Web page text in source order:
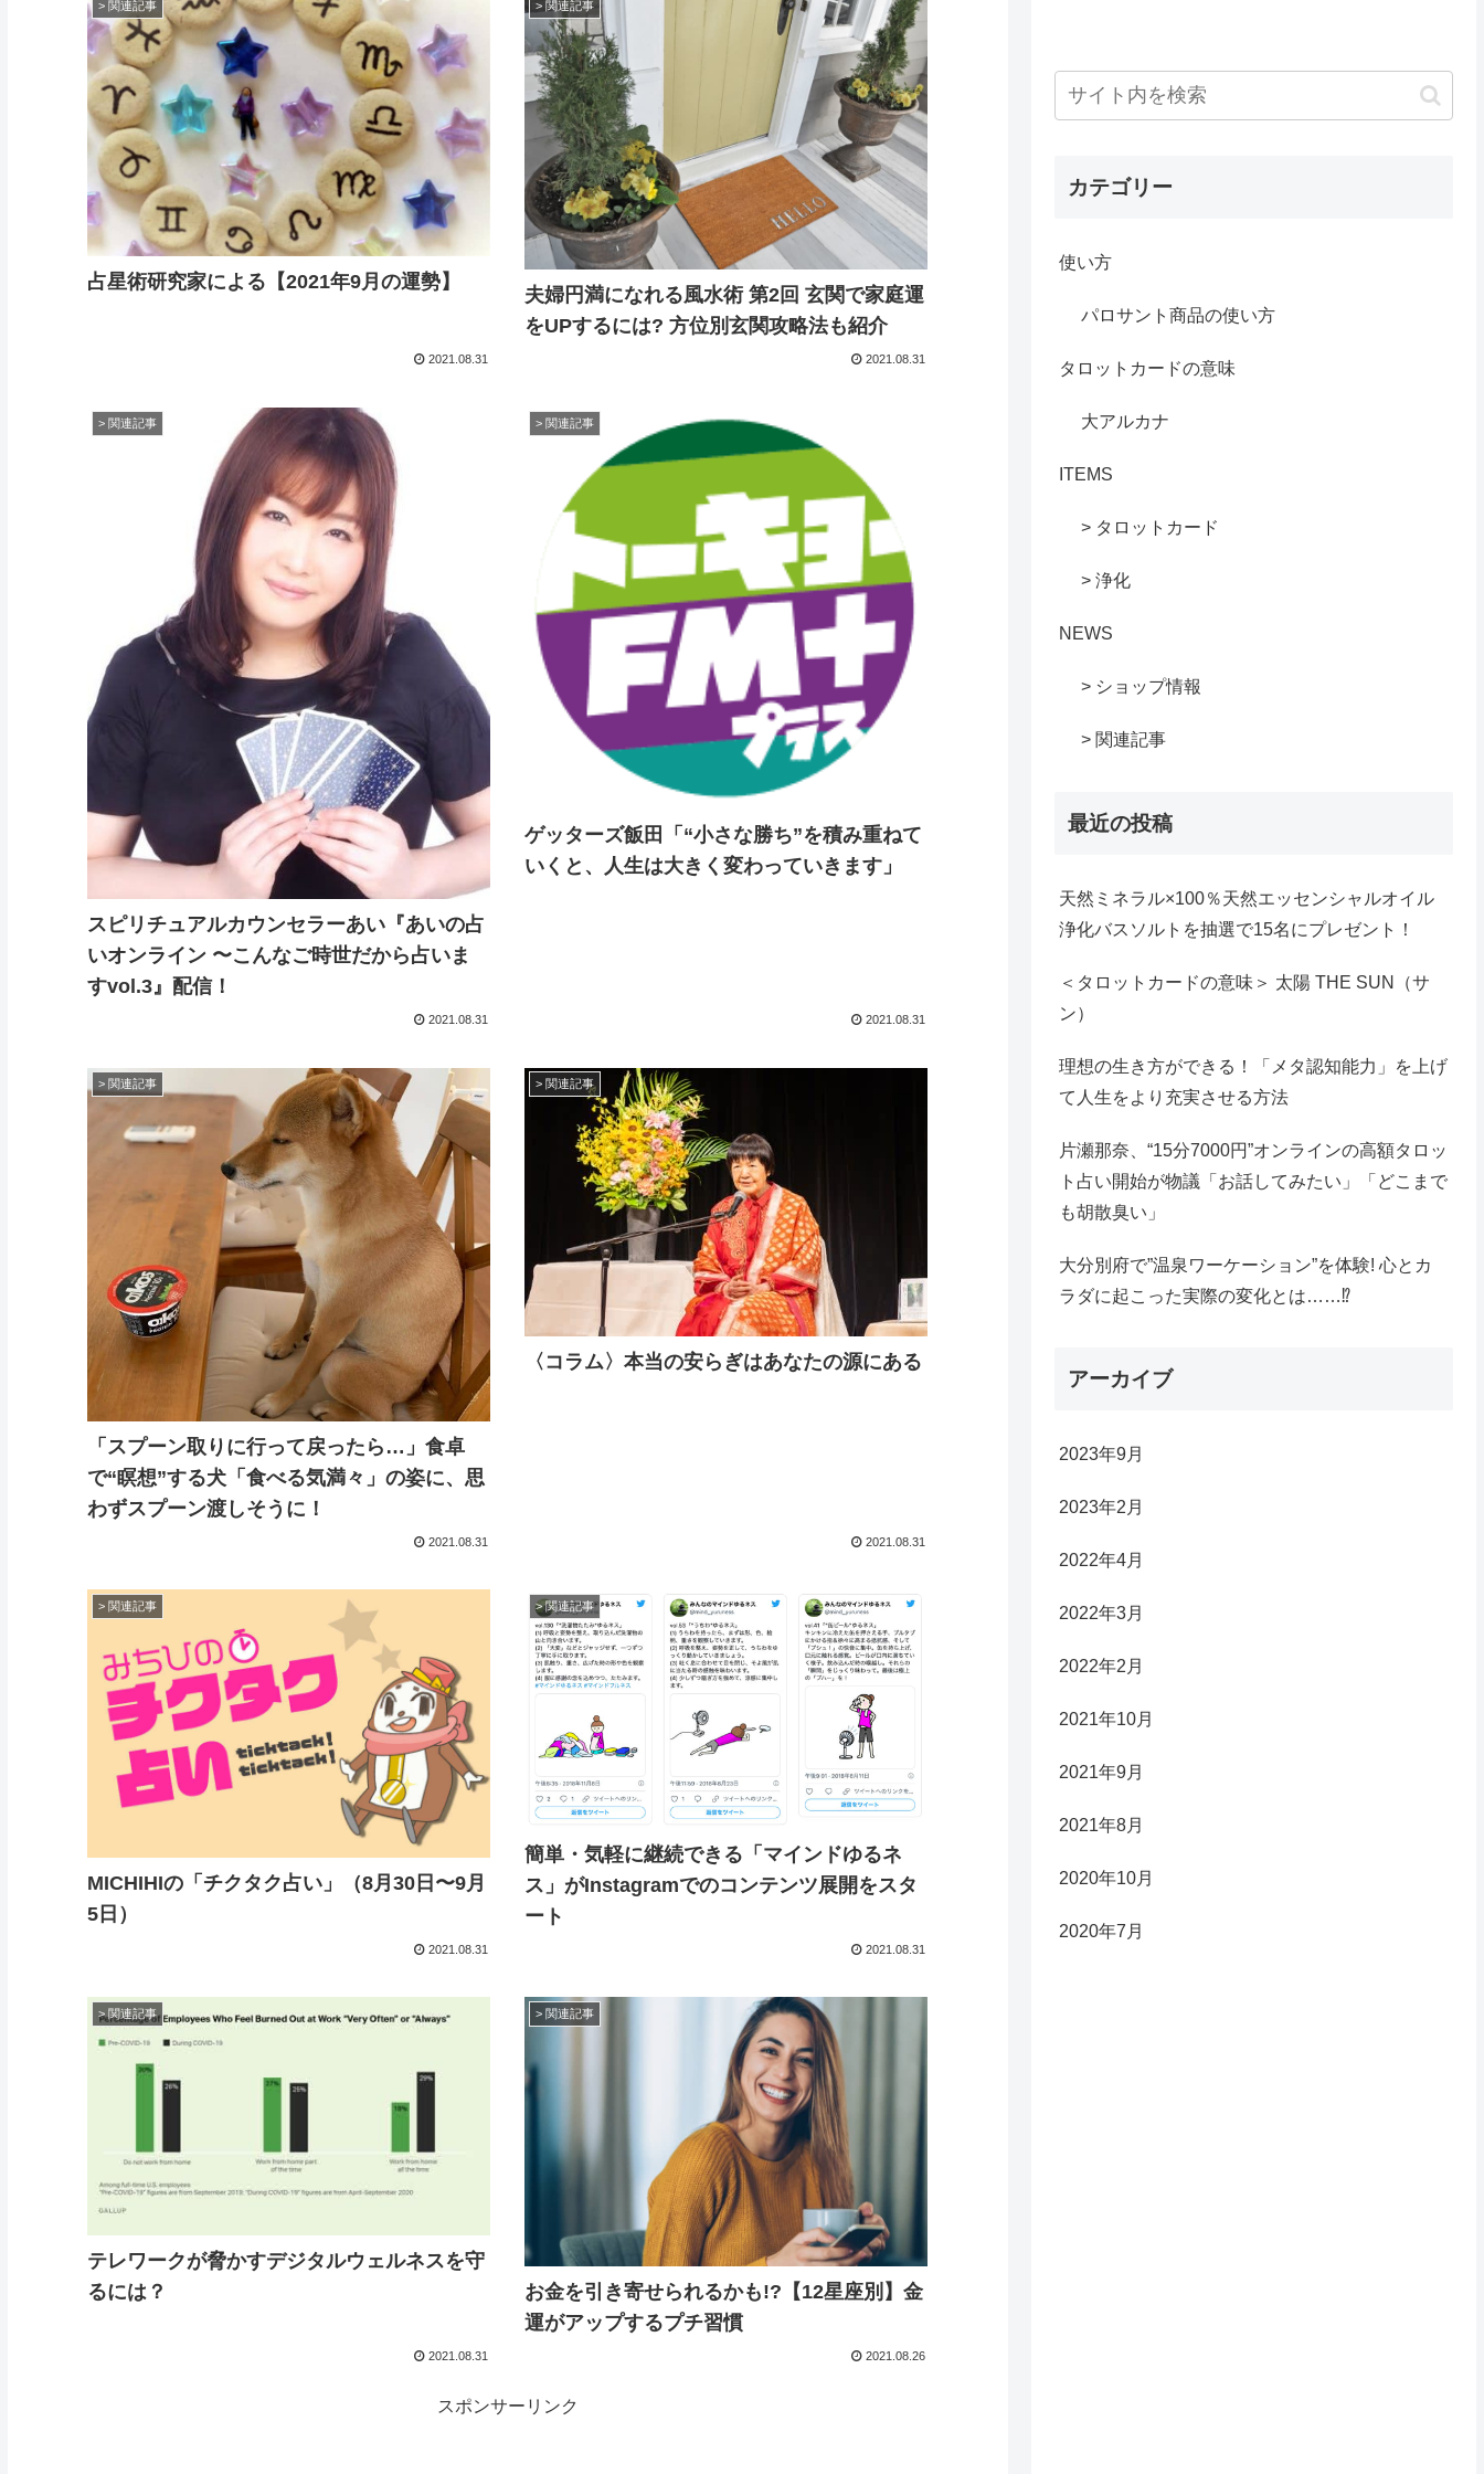
> 関連記事
占星術研究家による【2021年9月の運勢】
2021.08.31
> 関連記事
夫婦円満になれる風水術 第2回 玄関で家庭運
をUPするには? 方位別玄関攻略法も紹介
2021.08.31
> 関連記事
スピリチュアルカウンセラーあい『あいの占
いオンライン 〜こんなご時世だから占いま
すvol.3』配信！
2021.08.31
> 関連記事
ゲッターズ飯田「“小さな勝ち”を積み重ねて
いくと、人生は大きく変わっていきます」
2021.08.31
> 関連記事
「スプーン取りに行って戻ったら…」食卓
で“瞑想”する犬「食べる気満々」の姿に、思
わずスプーン渡しそうに！
2021.08.31
> 関連記事
〈コラム〉本当の安らぎはあなたの源にある
2021.08.31
> 関連記事
MICHIHIの「チクタク占い」（8月30日〜9月
5日）
2021.08.31
> 関連記事
簡単・気軽に継続できる「マインドゆるネ
ス」がInstagramでのコンテンツ展開をスタ
ート
2021.08.31
> 関連記事
テレワークが脅かすデジタルウェルネスを守
るには？
2021.08.31
> 関連記事
お金を引き寄せられるかも!?【12星座別】金
運がアップするプチ習慣
2021.08.26
スポンサーリンク
カテゴリー
使い方
パロサント商品の使い方
タロットカードの意味
大アルカナ
ITEMS
> タロットカード
> 浄化
NEWS
> ショップ情報
> 関連記事
最近の投稿
天然ミネラル×100％天然エッセンシャルオイル
浄化バスソルトを抽選で15名にプレゼント！
＜タロットカードの意味＞ 太陽 THE SUN（サ
ン）
理想の生き方ができる！「メタ認知能力」を上げ
て人生をより充実させる方法
片瀬那奈、“15分7000円”オンラインの高額タロッ
ト占い開始が物議「お話してみたい」「どこまで
も胡散臭い」
大分別府で”温泉ワーケーション”を体験! 心とカ
ラダに起こった実際の変化とは……⁉
アーカイブ
2023年9月
2023年2月
2022年4月
2022年3月
2022年2月
2021年10月
2021年9月
2021年8月
2020年10月
2020年7月